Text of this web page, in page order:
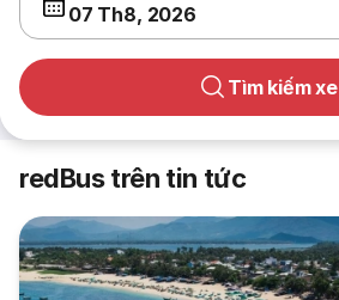
07 Th8, 2026
Tìm kiếm xe
redBus trên tin tức